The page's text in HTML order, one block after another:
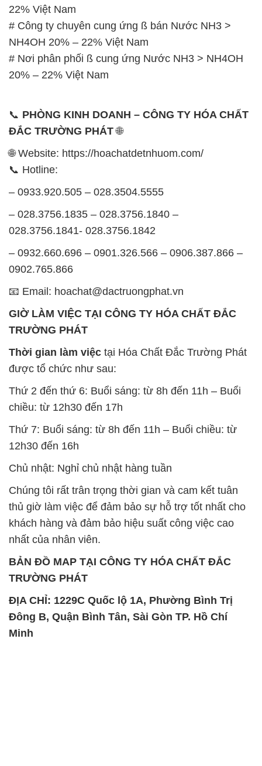
22% Việt Nam
# Công ty chuyên cung ứng ß bán Nước NH3 >
NH4OH 20% – 22% Việt Nam
# Nơi phân phối ß cung ứng Nước NH3 > NH4OH
20% – 22% Việt Nam
📞 PHÒNG KINH DOANH – CÔNG TY HÓA CHẤT
ĐẮC TRƯỜNG PHÁT🌐
🌐 Website: https://hoachatdetnhuom.com/
📞 Hotline:
– 0933.920.505 – 028.3504.5555
– 028.3756.1835 – 028.3756.1840 –
028.3756.1841- 028.3756.1842
– 0932.660.696 – 0901.326.566 – 0906.387.866 –
0902.765.866
📧 Email: hoachat@dactruongphat.vn
GIỜ LÀM VIỆC TẠI CÔNG TY HÓA CHẤT ĐẮC
TRƯỜNG PHÁT
Thời gian làm việc tại Hóa Chất Đắc Trường Phát
được tổ chức như sau:
Thứ 2 đến thứ 6: Buổi sáng: từ 8h đến 11h – Buổi
chiều: từ 12h30 đến 17h
Thứ 7: Buổi sáng: từ 8h đến 11h – Buổi chiều: từ
12h30 đến 16h
Chủ nhật: Nghỉ chủ nhật hàng tuần
Chúng tôi rất trân trọng thời gian và cam kết tuân
thủ giờ làm việc để đảm bảo sự hỗ trợ tốt nhất cho
khách hàng và đảm bảo hiệu suất công việc cao
nhất của nhân viên.
BẢN ĐỒ MAP TẠI CÔNG TY HÓA CHẤT ĐẮC
TRƯỜNG PHÁT
ĐỊA CHỈ: 1229C Quốc lộ 1A, Phường Bình Trị
Đông B, Quận Bình Tân, Sài Gòn TP. Hồ Chí
Minh